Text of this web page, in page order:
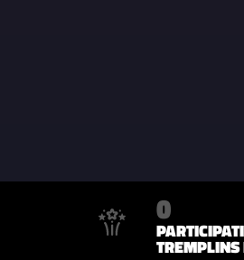
0
TREMPLINS